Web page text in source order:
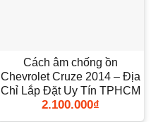
Cách âm chống ồn
Chevrolet Cruze 2014 – Địa
Chỉ Lắp Đặt Uy Tín TPHCM
2.100.000₫